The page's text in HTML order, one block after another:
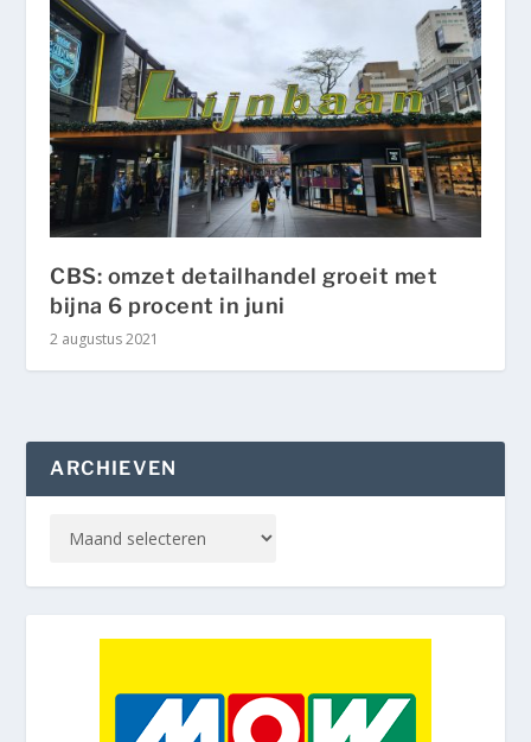
CBS: omzet detailhandel groeit met
bijna 6 procent in juni
2 augustus 2021
ARCHIEVEN